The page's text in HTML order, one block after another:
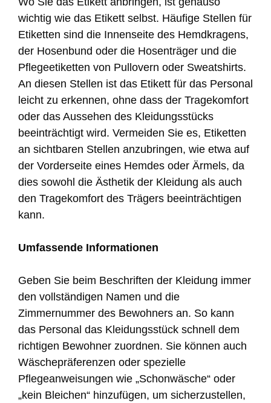
wichtig wie das Etikett selbst. Häufige Stellen für
Etiketten sind die Innenseite des Hemdkragens,
der Hosenbund oder die Hosenträger und die
Pflegeetiketten von Pullovern oder Sweatshirts.
An diesen Stellen ist das Etikett für das Personal
leicht zu erkennen, ohne dass der Tragekomfort
oder das Aussehen des Kleidungsstücks
beeinträchtigt wird. Vermeiden Sie es, Etiketten
an sichtbaren Stellen anzubringen, wie etwa auf
der Vorderseite eines Hemdes oder Ärmels, da
dies sowohl die Ästhetik der Kleidung als auch
den Tragekomfort des Trägers beeinträchtigen
kann.
Umfassende Informationen
Geben Sie beim Beschriften der Kleidung immer
den vollständigen Namen und die
Zimmernummer des Bewohners an. So kann
das Personal das Kleidungsstück schnell dem
richtigen Bewohner zuordnen. Sie können auch
Wäschepräferenzen oder spezielle
Pflegeanweisungen wie „Schonwäsche“ oder
„kein Bleichen“ hinzufügen, um sicherzustellen,